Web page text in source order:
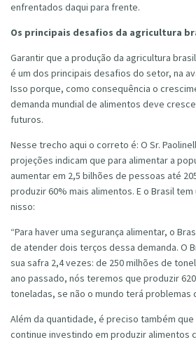
enfrentados daqui para frente.
Os principais desafios da agricultura
Garantir que a produção da agricultura
é um dos principais desafios do setor, na
Isso porque, como consequência o
demanda mundial de alimentos deve
futuros.
Nesse trecho aqui o correto é: O Sr.
projeções indicam que para alimentar a
aumentar em 2,5 bilhões de pessoas até
produzir 60% mais alimentos. E o Brasil
nisso:
“Para haver uma segurança alimentar, o
de atender dois terços dessa demanda. O
sua safra 2,4 vezes: de 250 milhões de
ano passado, nós teremos que produzir
toneladas, se não o mundo terá problemas
Além da quantidade, é preciso também
continue investindo em produzir alimentos